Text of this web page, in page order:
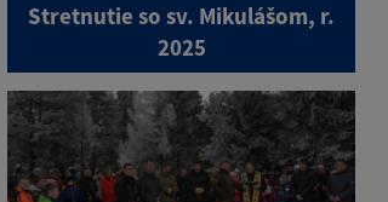
Stretnutie so sv. Mikulášom, r.
2025